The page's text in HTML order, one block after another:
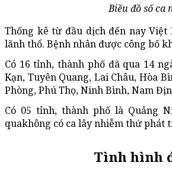
Biều đồ số ca
Thống kê từ đầu dịch đến nay Việt
lãnh thổ. Bệnh nhân được công bố
Có 16 tỉnh, thành phố đã qua 14
Kạn, Tuyên Quang, Lai Châu, Hòa
Phòng, Phú Thọ, Ninh Bình, Nam
Có 05 tỉnh, thành phố là Quảng
quakhông có ca lây nhiễm thứ phát
Tình hình